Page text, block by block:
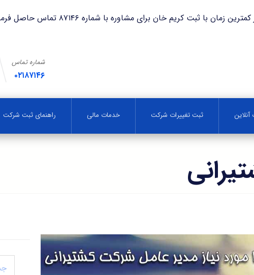
کریم خان برای مشاوره با شماره ۸۷۱۴۶ تماس حاصل فرمایید.
شماره تماس
۰۲۱۸۷۱۴۶
ثبت تغییرات شرکت خدمات مالی راهنمای ثبت شرکت